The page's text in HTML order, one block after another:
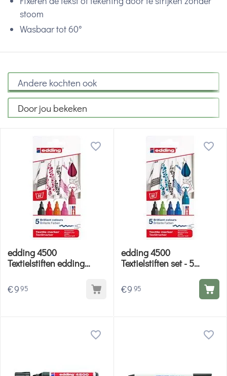
stoom
Wasbaar tot 60°
Andere kochten ook
Door jou bekeken
edding 4500
Textielstiften edding
roze
€995
edding 4500
Textielstiften set - 5
€9 95